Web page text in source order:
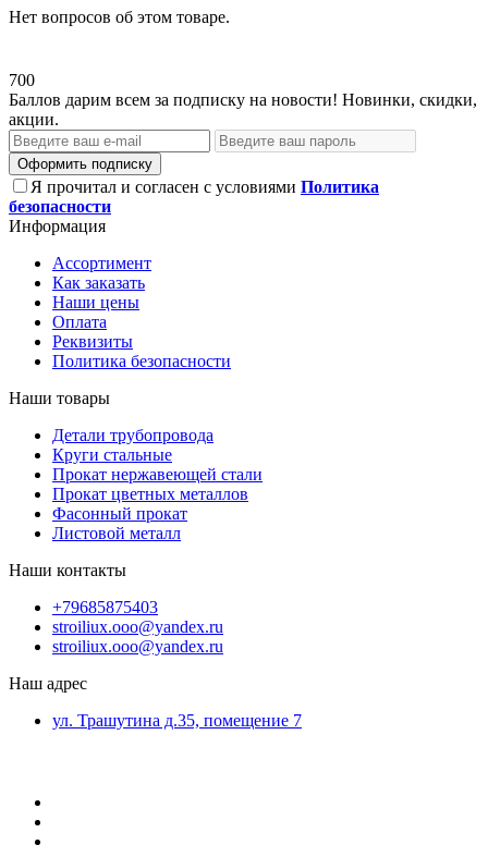
Нет вопросов об этом товаре.
700
Баллов дарим всем за подписку на новости! Новинки, скидки,
акции.
Оформить подписку
Я прочитал и согласен с условиями Политика
безопасности
Информация
Ассортимент
Как заказать
Наши цены
Оплата
Реквизиты
Политика безопасности
Наши товары
Детали трубопровода
Круги стальные
Прокат нержавеющей стали
Прокат цветных металлов
Фасонный прокат
Листовой металл
Наши контакты
+79685875403
stroiliux.ooo@yandex.ru
stroiliux.ooo@yandex.ru
Наш адрес
ул. Трашутина д.35, помещение 7